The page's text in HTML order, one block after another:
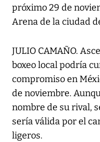
próximo 29 de
Arena de la ciudad
JULIO CAMAÑO.
boxeo local podría
compromiso en
de noviembre.
nombre de su rival,
sería válida por el
ligeros.